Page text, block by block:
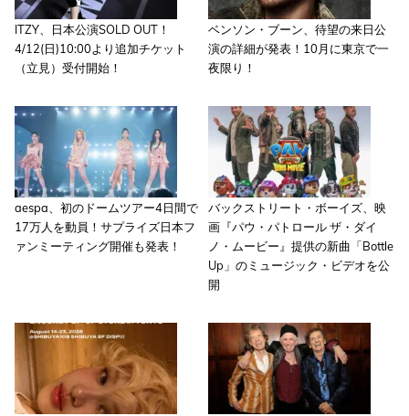
ITZY、日本公演SOLD OUT！
4/12(日)10:00より追加チケット
（立見）受付開始！
ベンソン・ブーン、待望の来日公
演の詳細が発表！10月に東京で一
夜限り！
aespa、初のドームツアー4日間で
17万人を動員！サプライズ日本フ
ァンミーティング開催も発表！
バックストリート・ボーイズ、映
画『パウ・パトロール ザ・ダイ
ノ・ムービー』提供の新曲「Bottle
Up」のミュージック・ビデオを公
開